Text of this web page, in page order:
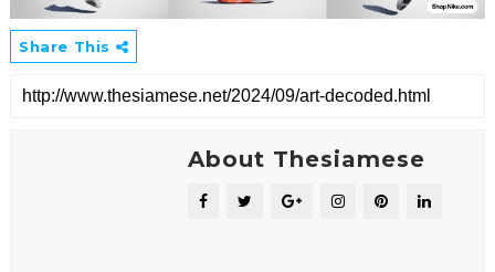
Share This
About Thesiamese